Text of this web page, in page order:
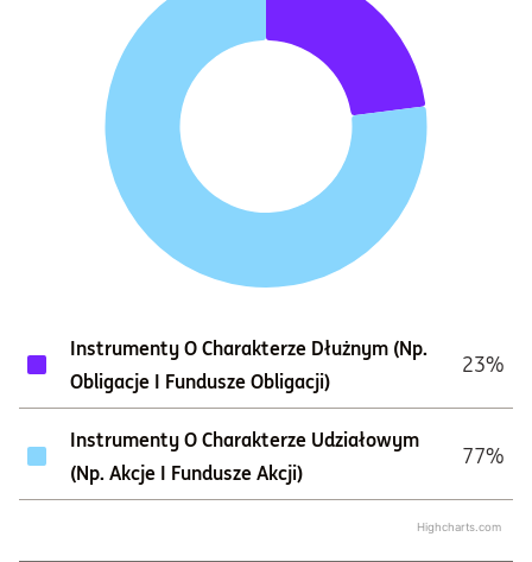
Highcharts.com
Instrumenty O Charakterze Dłużnym (np.
Obligacje I Fundusze Obligacji)
23%
Instrumenty O Charakterze Udziałowym
(np. Akcje I Fundusze Akcji)
77%